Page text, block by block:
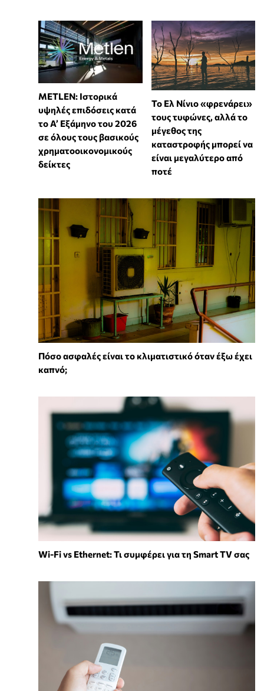
METLEN: Ιστορικά
υψηλές επιδόσεις κατά
το Α’ Εξάμηνο του 2026
σε όλους τους βασικούς
χρηματοοικονομικούς
δείκτες
Το Ελ Νίνιο «φρενάρει»
τους τυφώνες, αλλά το
μέγεθος της
καταστροφής μπορεί να
είναι μεγαλύτερο από
ποτέ
Πόσο ασφαλές είναι το κλιματιστικό όταν έξω έχει
καπνό;
Wi-Fi vs Ethernet: Τι συμφέρει για τη Smart TV σας